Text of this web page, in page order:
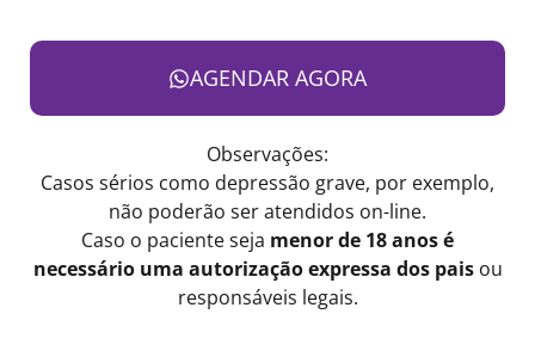
AGENDAR AGORA
Observações:
Casos sérios como depressão grave, por exemplo,
não poderão ser atendidos on-line.
Caso o paciente seja menor de 18 anos é
necessário uma autorização expressa dos paisou
responsáveis legais.